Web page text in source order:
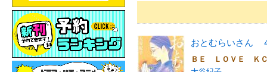
おとむらいさん
ＢＥ ＬＯＶＥ Ｋ